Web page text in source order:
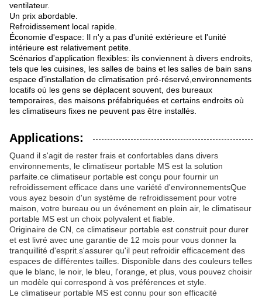
ventilateur.
Un prix abordable.
Refroidissement local rapide.
Économie d'espace: Il n'y a pas d'unité extérieure et l'unité
intérieure est relativement petite.
Scénarios d'application flexibles: ils conviennent à divers endroits,
tels que les cuisines, les salles de bains et les salles de bain sans
espace d'installation de climatisation pré-réservé,environnements
locatifs où les gens se déplacent souvent, des bureaux
temporaires, des maisons préfabriquées et certains endroits où
les climatiseurs fixes ne peuvent pas être installés.
Applications:
Quand il s'agit de rester frais et confortables dans divers
environnements, le climatiseur portable MS est la solution
parfaite.ce climatiseur portable est conçu pour fournir un
refroidissement efficace dans une variété d'environnementsQue
vous ayez besoin d'un système de refroidissement pour votre
maison, votre bureau ou un événement en plein air, le climatiseur
portable MS est un choix polyvalent et fiable.
Originaire de CN, ce climatiseur portable est construit pour durer
et est livré avec une garantie de 12 mois pour vous donner la
tranquillité d'esprit.s'assurer qu'il peut refroidir efficacement des
espaces de différentes tailles. Disponible dans des couleurs telles
que le blanc, le noir, le bleu, l'orange, et plus, vous pouvez choisir
un modèle qui correspond à vos préférences et style.
Le climatiseur portable MS est connu pour son efficacité